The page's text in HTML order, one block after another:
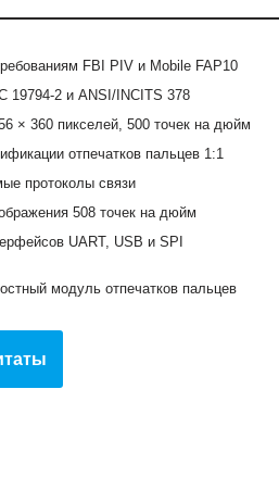
FBI PIV и Mobile FAP10
19794-2 и ANSI/INCITS 378
× 360 пикселей, 500 точек на дюйм
отпечатков пальцев 1:1
протоколы связи
508 точек на дюйм
UART, USB и SPI
модуль отпечатков пальцев